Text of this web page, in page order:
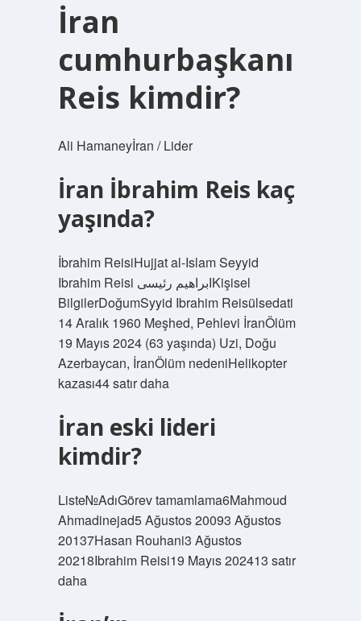
İran
cumhurbaşkanı
Reis kimdir?
Ali Hamaneyİran / Lider
İran İbrahim Reis kaç
yaşında?
İbrahim ReisiHujjat al-Islam Seyyid
Ibrahim Reisi ابراهیم رئیسیKişisel
BilgilerDoğumSyyid Ibrahim Reisülsedati
14 Aralık 1960 Meşhed, Pehlevi İranÖlüm
19 Mayıs 2024 (63 yaşında) Uzi, Doğu
Azerbaycan, İranÖlüm nedeniHelikopter
kazası44 satır daha
İran eski lideri
kimdir?
Liste№AdıGörev tamamlama6Mahmoud
Ahmadinejad5 Ağustos 20093 Ağustos
20137Hasan Rouhani3 Ağustos
20218Ibrahim Reisi19 Mayıs 202413 satır
daha